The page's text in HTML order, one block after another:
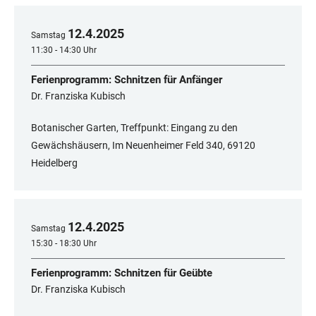
Samstag 12.4.2025
11:30 - 14:30 Uhr
Ferienprogramm: Schnitzen für Anfänger
Dr. Franziska Kubisch
Botanischer Garten, Treffpunkt: Eingang zu den
Gewächshäusern, Im Neuenheimer Feld 340, 69120
Heidelberg
Samstag 12.4.2025
15:30 - 18:30 Uhr
Ferienprogramm: Schnitzen für Geübte
Dr. Franziska Kubisch